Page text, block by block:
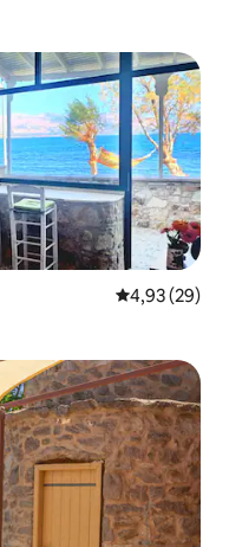
საშუალო
4,93 (29)